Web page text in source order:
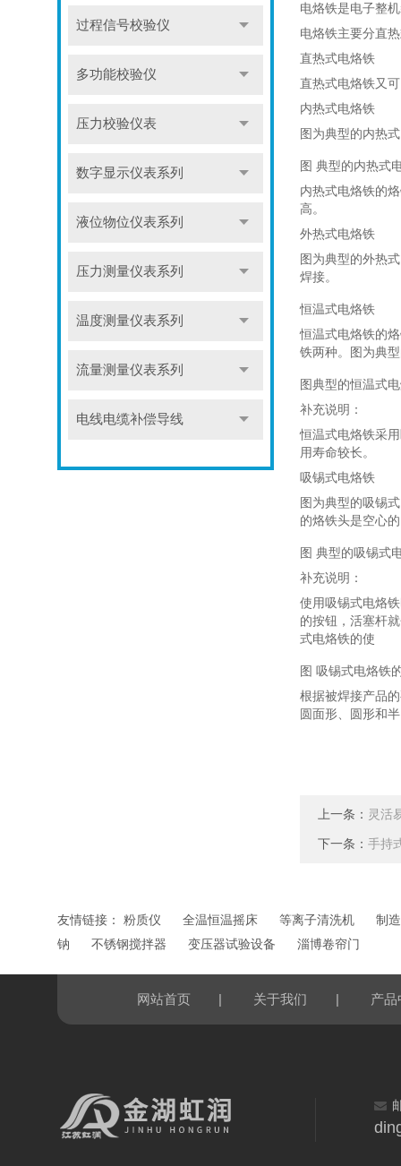
过程信号校验仪
多功能校验仪
压力校验仪表
数字显示仪表系列
液位物位仪表系列
压力测量仪表系列
温度测量仪表系列
流量测量仪表系列
电线电缆补偿导线
电烙铁是电子整
电烙铁主要分直
直热式电烙铁
直热式电烙铁又
内热式电烙铁
图为典型的内热
图 典型的内热式
内热式电烙铁的
高。
外热式电烙铁
图为典型的外热
焊接。
恒温式电烙铁
恒温式电烙铁的
铁两种。图为典
图典型的恒温式
补充说明：
恒温式电烙铁采
用寿命较长。
吸锡式电烙铁
图为典型的吸锡
的烙铁头是空心
图 典型的吸锡式
补充说明：
使用吸锡式电烙
的按钮，活塞杆
式电烙铁的使
图 吸锡式电烙铁
根据被焊接产品
圆面形、圆形和
上一条： 灵活
下一条： 手持
友情链接： 粉质仪 全温恒温摇床 等离子清洗机
制
钠
不锈钢搅拌器 变压器试验设备 淄博卷帘门
网站首页 | 关于我们 | 产品